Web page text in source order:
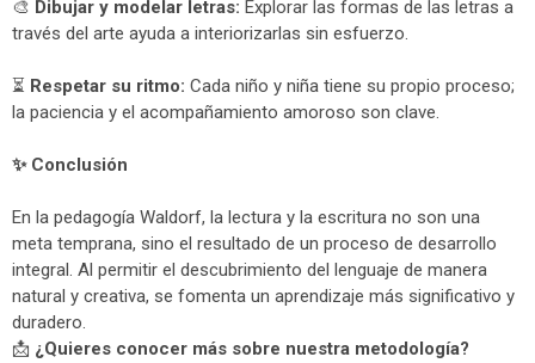
🎨 Dibujar y modelar letras: Explorar las formas de las letras a
través del arte ayuda a interiorizarlas sin esfuerzo.
⏳ Respetar su ritmo: Cada niño y niña tiene su propio proceso;
la paciencia y el acompañamiento amoroso son clave.
✨Conclusión
En la pedagogía Waldorf, la lectura y la escritura no son una
meta temprana, sino el resultado de un proceso de desarrollo
integral. Al permitir el descubrimiento del lenguaje de manera
natural y creativa, se fomenta un aprendizaje más significativo y
duradero.
📩 ¿Quieres conocer más sobre nuestra metodología?